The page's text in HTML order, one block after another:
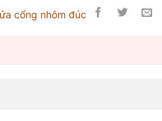
cổng nhôm đúc